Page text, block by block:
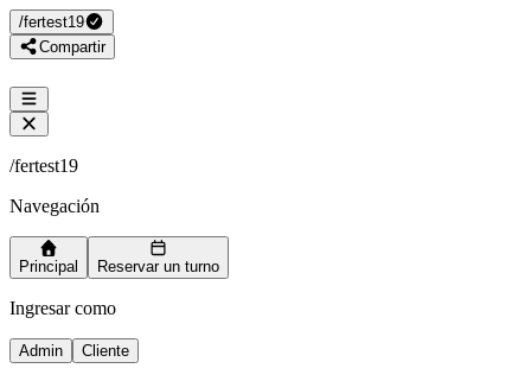
/fertest19
Compartir
/fertest19
Navegación
Principal Reservar un turno
Ingresar como
Admin Cliente